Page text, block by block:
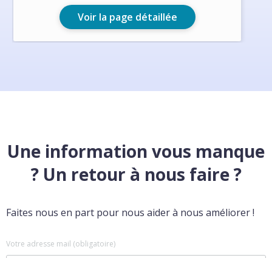
Voir la page détaillée
Une information vous manque
? Un retour à nous faire ?
Faites nous en part pour nous aider à nous améliorer !
Votre adresse mail (obligatoire)